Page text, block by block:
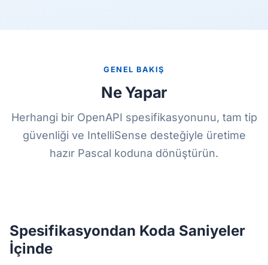
GENEL BAKIŞ
Ne Yapar
Herhangi bir OpenAPI spesifikasyonunu, tam tip
güvenliği ve IntelliSense desteğiyle üretime
hazır Pascal koduna dönüştürün.
Spesifikasyondan Koda Saniyeler
İçinde